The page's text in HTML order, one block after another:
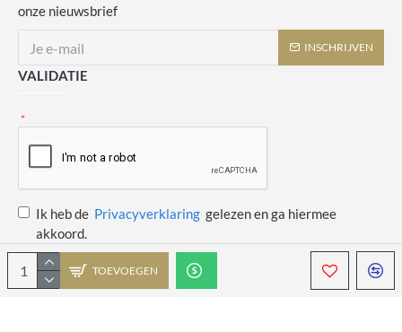
TOEVOEGEN
onze nieuwsbrief
INSCHRIJVEN
VALIDATIE
Ik heb de Privacyverklaring gelezen en ga hiermee
akkoord.